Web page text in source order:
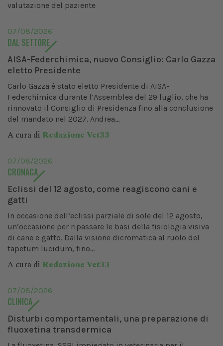
valutazione del paziente
07/08/2026
DAL SETTORE
AISA-Federchimica, nuovo Consiglio: Carlo Gazza
eletto Presidente
Carlo Gazza è stato eletto Presidente di AISA-
Federchimica durante l’Assemblea del 29 luglio, che ha
rinnovato il Consiglio di Presidenza fino alla conclusione
del mandato nel 2027. Andrea...
A cura di Redazione Vet33
07/08/2026
CRONACA
Eclissi del 12 agosto, come reagiscono cani e
gatti
In occasione dell’eclissi parziale di sole del 12 agosto,
un’occasione per ripassare le basi della fisiologia visiva
di cane e gatto. Dalla visione dicromatica al ruolo del
tapetum lucidum, fino...
A cura di Redazione Vet33
07/08/2026
CLINICA
Disturbi comportamentali, una preparazione di
fluoxetina transdermica